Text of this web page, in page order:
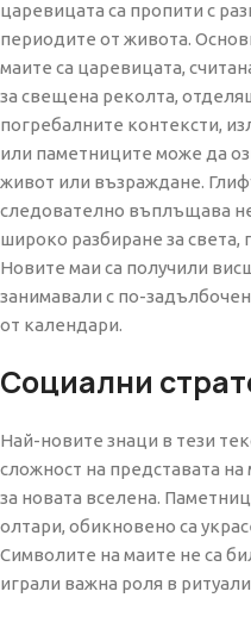
царевицата са пропити с
периодите от живота.
маите са царевицата,
за свещена реколта,
погребалните контексти,
или паметниците може да
живот или възраждане.
следователно въплъщава
широко разбиране за света,
Новите маи са получили
занимавали с по-
от календари.
Социални
Най-новите знаци в тези
сложност на представата на
за новата вселена.
олтари, обикновено са
Символите на маите не са
играли важна роля в